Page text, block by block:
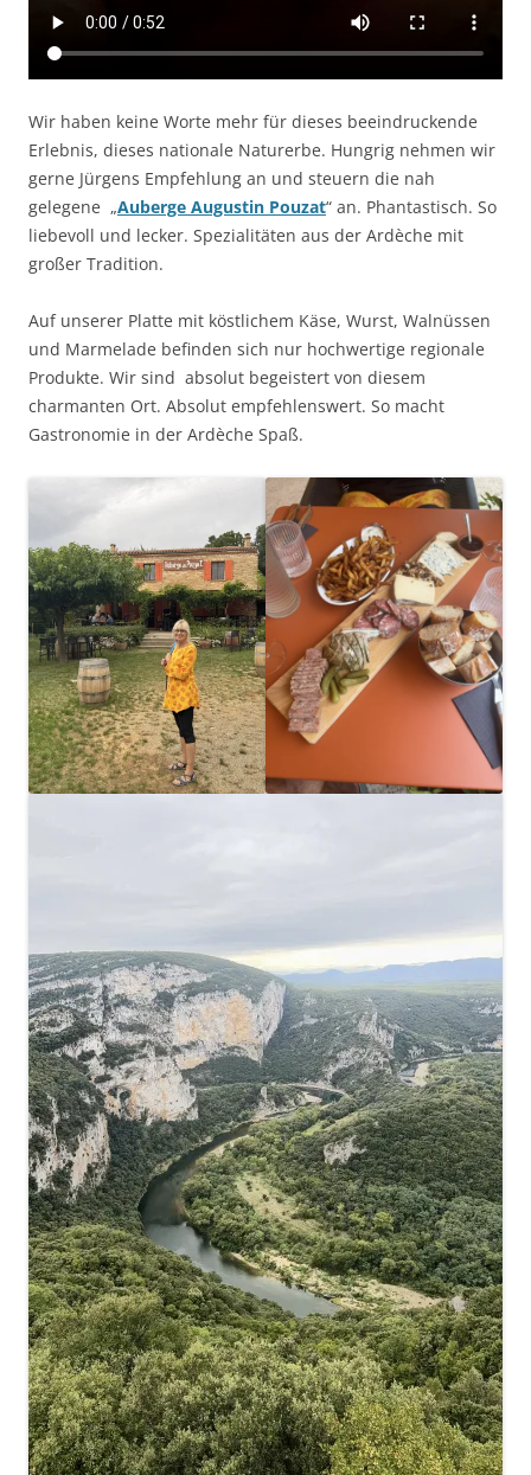
Wir haben keine Worte mehr für dieses beeindruckende
Erlebnis, dieses nationale Naturerbe. Hungrig nehmen wir
gerne Jürgens Empfehlung an und steuern die nah
gelegene „Auberge Augustin Pouzat“ an. Phantastisch. So
liebevoll und lecker. Spezialitäten aus der Ardèche mit
großer Tradition.
Auf unserer Platte mit köstlichem Käse, Wurst, Walnüssen
und Marmelade befinden sich nur hochwertige regionale
Produkte. Wir sind absolut begeistert von diesem
charmanten Ort. Absolut empfehlenswert. So macht
Gastronomie in der Ardèche Spaß.